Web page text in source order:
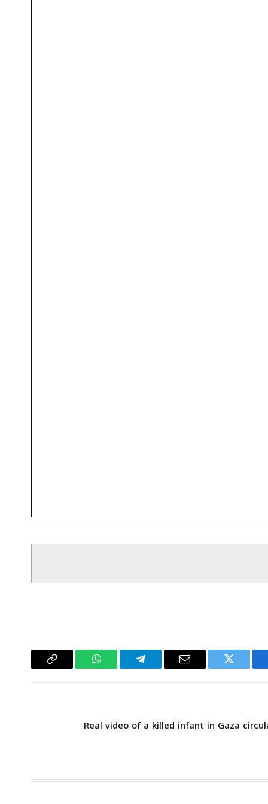
تويتر
البريد
تيلقرام واتساب
Copy
Real video of a killed infant in Gaza